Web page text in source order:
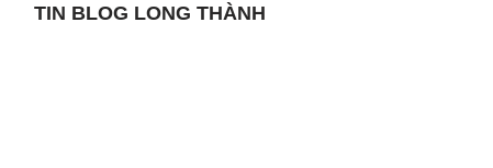
TIN BLOG LONG THÀNH